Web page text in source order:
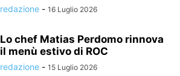
redazione - 16 Luglio 2026
Lo chef Matias Perdomo rinnova
il menù estivo di ROC
redazione - 15 Luglio 2026